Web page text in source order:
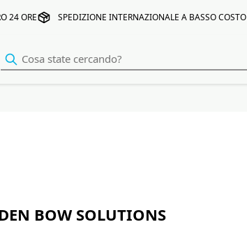
24 ORE SPEDIZIONE INTERNAZIONALE A BASSO COSTO
BOW SOLUTIONS